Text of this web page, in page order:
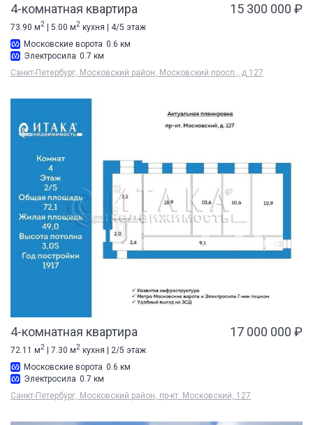
4-комнатная квартира 15 300 000 ₽
73.90 м2 | 5.00 м2 кухня | 4/5 этаж
Московские ворота 0.6 км
Электросила 0.7 км
Санкт-Петербург, Московский район, Московский просп., д 127
4-комнатная квартира 17 000 000 ₽
72.11 м2 | 7.30 м2 кухня | 2/5 этаж
Московские ворота 0.6 км
Электросила 0.7 км
Санкт-Петербург, Московский район, пр-кт. Московский, 127